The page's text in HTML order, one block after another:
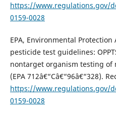
https://www.regulations.gov/
0159-0028
EPA, Environmental
pesticide test guidelines:
nontarget organism testing of
(EPA 712â€“Câ€“96â€“328).
https://www.regulations.gov/
0159-0028